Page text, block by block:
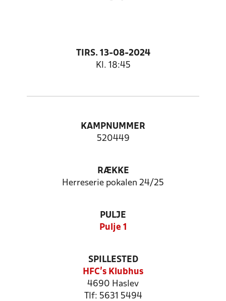
TIRS. 13-08-2024
Kl. 18:45
KAMPNUMMER
520449
RÆKKE
Herreserie pokalen 24/25
PULJE
Pulje 1
SPILLESTED
HFC's Klubhus
4690 Haslev
Tlf: 5631 5494